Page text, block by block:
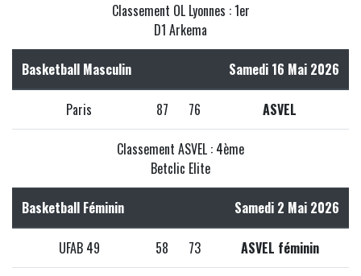
Classement OL Lyonnes : 1er
D1 Arkema
Basketball Masculin Samedi 16 Mai 2026
Paris 87 76 ASVEL
Classement ASVEL : 4ème
Betclic Elite
Basketball Féminin Samedi 2 Mai 2026
UFAB 49 58 73 ASVEL féminin